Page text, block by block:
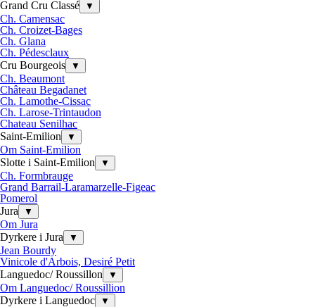
Grand Cru Classé
▼
Ch. Camensac
Ch. Croizet-Bages
Ch. Glana
Ch. Pédesclaux
Cru Bourgeois
▼
Ch. Beaumont
Château Begadanet
Ch. Lamothe-Cissac
Ch. Larose-Trintaudon
Chateau Senilhac
Saint-Emilion
▼
Om Saint-Emilion
Slotte i Saint-Emilion
▼
Ch. Formbrauge
Grand Barrail-Laramarzelle-Figeac
Pomerol
Jura
▼
Om Jura
Dyrkere i Jura
▼
Jean Bourdy
Vinicole d'Arbois, Desiré Petit
Languedoc/ Roussillon
▼
Om Languedoc/ Roussillion
Dyrkere i Languedoc
▼